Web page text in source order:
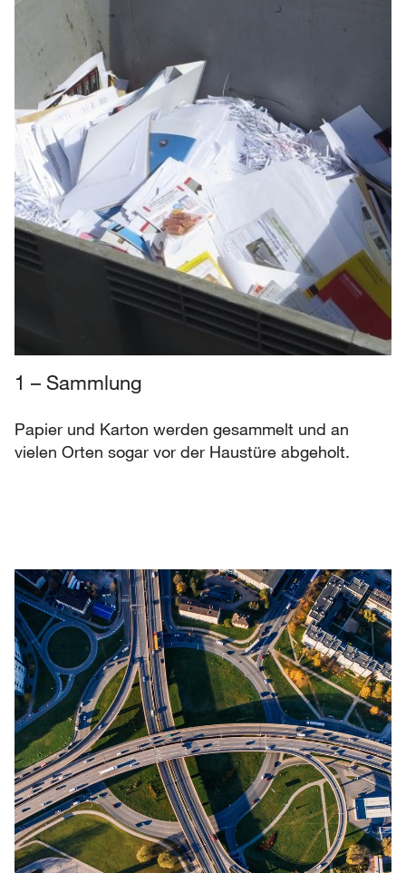
1 – Sammlung
Papier und Karton werden gesammelt und an
vielen Orten sogar vor der Haustüre abgeholt.